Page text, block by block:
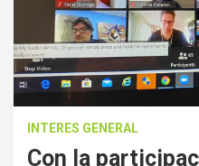
INTERES GENERAL
Con la